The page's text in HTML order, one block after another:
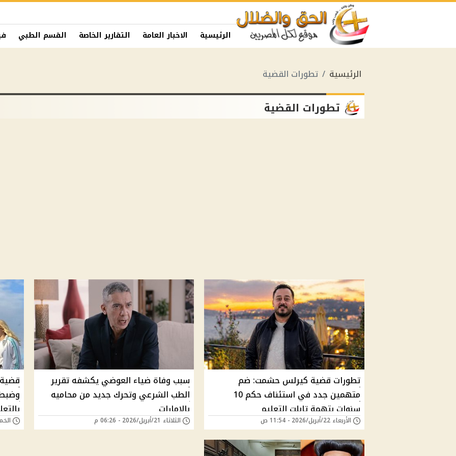
الرئيسية الاخبار العامة التقارير الخاصة القسم الطبي
الرئيسية تطورات القضية
تطورات القضية
تطورات قضية كيرلس حشمت: ضم
متهمين جدد في استئناف حكم 10
سنوات بتهمة تابلت التعليم
الأربعاء 22/أبريل/2026 - 11:54 ص
سبب وفاة ضياء العوضي يكشفه تقرير
الطب الشرعي وتحرك جديد من محاميه
بالإمارات
الثلاثاء 21/أبريل/2026 - 06:26 م الخميس 19/